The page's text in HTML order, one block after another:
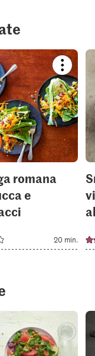
recipe
or
add
it
to
your
romana
e
20 min.